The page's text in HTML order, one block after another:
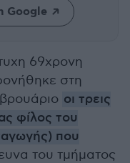
Google
69χρονη
στη
οι τρεις
φίλος του
που
του τμήματος